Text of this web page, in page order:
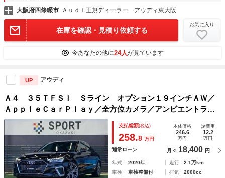
大阪府四條畷市 Ａｕｄｉ正規ディーラー アウディ東大阪
在庫を確認・見積り依頼する
お気に入り
今あなたの他に24人が見ています
UP アウディ
Ａ４ ３５ＴＦＳＩ Ｓライン オプション１９インチＡＷ／
ＡｐｐｌｅＣａｒＰｌａｙ／全方位カメラ／アンビエントライ
ト／レーンキープアシスト／パワーシート／シートメモリー／
シートヒーター／クリアランスソナー／パーキングアシスト
支払総額(税込)
258.8 万円
本体価格
246.6
万円
諸費用
12.2
万円
通常ローン 月々 18,400 円
年式 2020年 走行
2.1万km
車検
車検整備付 排気
2000cc